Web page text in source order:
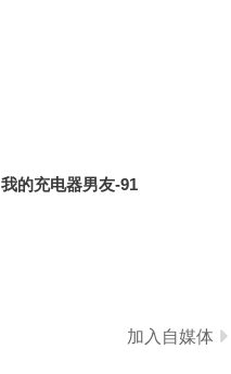
我的充电器男友-91
加入自媒体